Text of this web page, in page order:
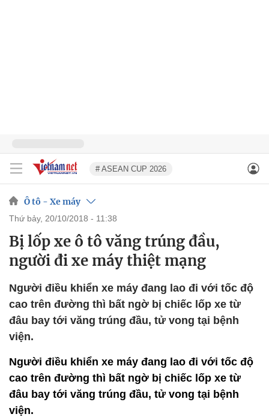
# ASEAN CUP 2026
Ô tô - Xe máy
thứ bảy, 20/10/2018 - 11:38
Bị lốp xe ô tô văng trúng đầu,
người đi xe máy thiệt mạng
Người điều khiển xe máy đang lao đi với tốc độ
cao trên đường thì bất ngờ bị chiếc lốp xe từ
đâu bay tới văng trúng đầu, tử vong tại bệnh
viện.
Người điều khiển xe máy đang lao đi với tốc độ
cao trên đường thì bất ngờ bị chiếc lốp xe từ
đâu bay tới văng trúng đầu, tử vong tại bệnh
viện.